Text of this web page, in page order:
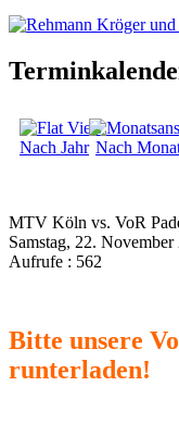
Nach Jahr Nach
MTV Köln vs. VoR
Samstag, 22.
Aufrufe : 562
Bitte unsere
runterladen!